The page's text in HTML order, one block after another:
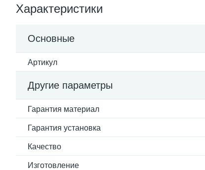
Характеристики
Основные
Артикул
Другие параметры
Гарантия материал
Гарантия установка
Качество
Изготовление